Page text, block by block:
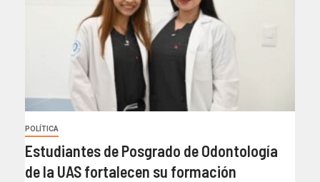
POLÍTICA
Estudiantes de Posgrado de Odontología
de la UAS fortalecen su formación